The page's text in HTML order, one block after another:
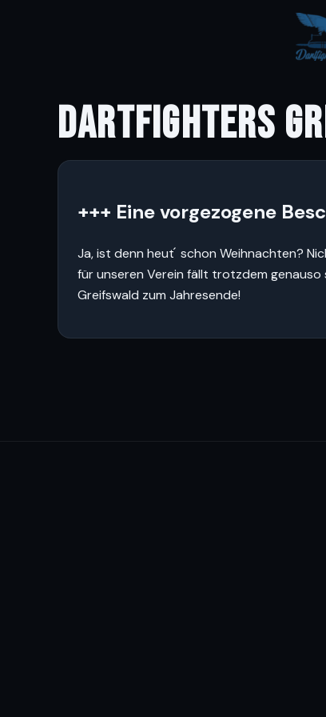
DARTFIGHTERS
+++ Eine vorgezogene
Ja, ist denn heut ́ schon Weihnachten?
für unseren Verein fällt trotzdem genauso
Greifswald zum Jahresende!